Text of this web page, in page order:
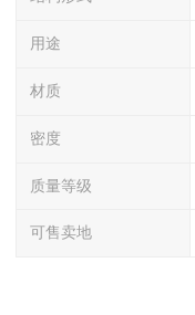
用途
材质
密度
质量等级
可售卖地